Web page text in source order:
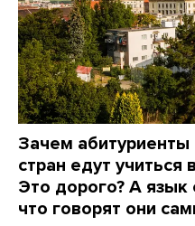
Зачем абитуриенты
стран едут
Это дорого? А язык
что говорят они